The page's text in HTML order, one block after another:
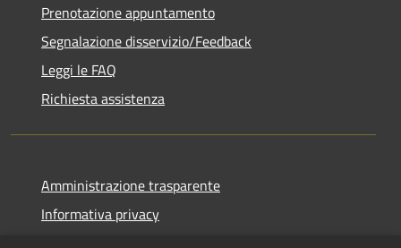
Prenotazione appuntamento
Segnalazione disservizio/Feedback
Leggi le FAQ
Richiesta assistenza
Amministrazione trasparente
Informativa privacy